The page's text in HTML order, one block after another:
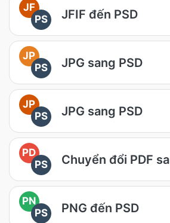
JF
PS
JFIF đến PSD
JP
PS
JPG sang PSD
JP
PS
JPG sang PSD
PD
PS
Chuyển đổi PDF
PN
PS
PNG đến PSD